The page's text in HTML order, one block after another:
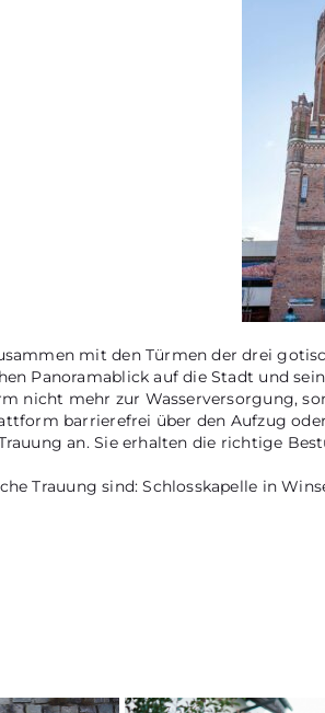
mit den Türmen der drei
Panoramablick auf die Stadt und
nicht mehr zur Wasserversorgung,
barrierefrei über den Aufzug
an. Sie erhalten die richtige
Trauung sind: Schlosskapelle in